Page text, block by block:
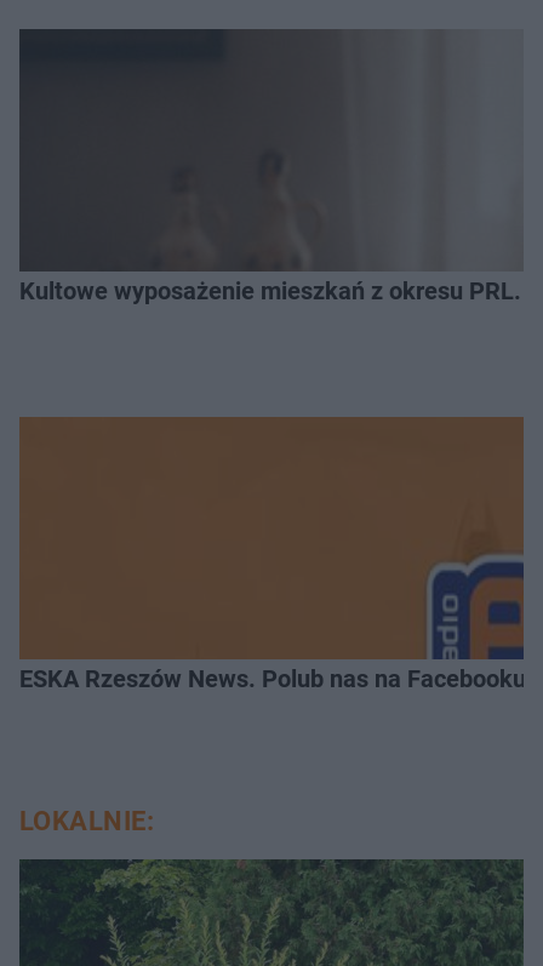
Kultowe wyposażenie mieszkań z okresu PRL.
ESKA Rzeszów News. Polub nas na Facebooku!
LOKALNIE: